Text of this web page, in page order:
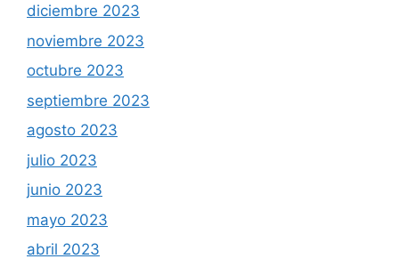
diciembre 2023
noviembre 2023
octubre 2023
septiembre 2023
agosto 2023
julio 2023
junio 2023
mayo 2023
abril 2023